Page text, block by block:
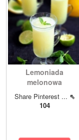
Lemoniada
melonowa
Share Pinterest ... ⇖
104